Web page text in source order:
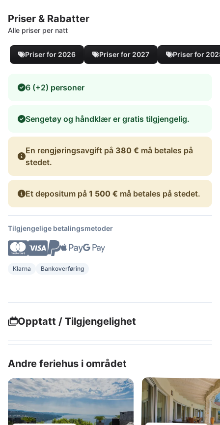
Priser & Rabatter
Alle priser per natt
Priser for 2026 Priser for 2027 Priser for
6 (+2) personer
Sengetøy og håndklær er gratis tilgjengelig.
En rengjøringsavgift på 380 € må betales på
stedet.
Et depositum på 1 500 € må betales på stedet.
Tilgjengelige betalingsmetoder
Klarna Bankoverføring
Opptatt / Tilgjengelighet
Andre feriehus i området